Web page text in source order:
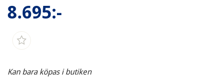
8.695:-
Kan bara köpas i butiken